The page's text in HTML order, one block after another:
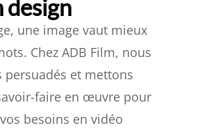
design
une image vaut mieux
Chez ADB Film, nous
persuadés et mettons
faire en œuvre pour
besoins en vidéo